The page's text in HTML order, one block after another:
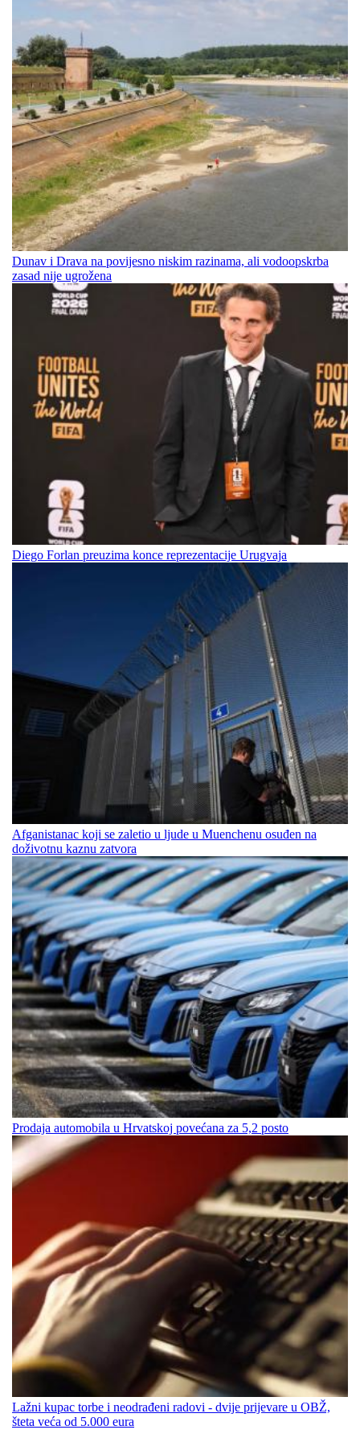
Dunav i Drava na povijesno niskim razinama, ali vodoopskrba
zasad nije ugrožena
Diego Forlan preuzima konce reprezentacije Urugvaja
Afganistanac koji se zaletio u ljude u Muenchenu osuđen na
doživotnu kaznu zatvora
Prodaja automobila u Hrvatskoj povećana za 5,2 posto
Lažni kupac torbe i neodrađeni radovi - dvije prijevare u OBŽ,
šteta veća od 5.000 eura